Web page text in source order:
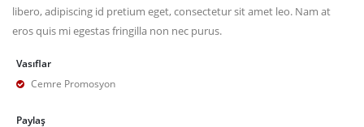
libero, adipiscing id pretium eget, consectetur sit amet leo. Nam at
eros quis mi egestas fringilla non nec purus.
Vasıflar
Cemre Promosyon
Paylaş